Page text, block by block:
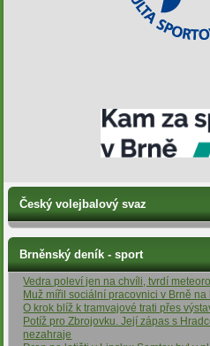
Český volejbalový svaz
Brněnský deník - sport
Vedra poleví jen na chvíli, tvrdí
Muž mířil sociální pracovnici v Brně
O krok blíž k tramvajové trati přes
Potíž pro Zbrojovku. Její zápas s
nezahraje